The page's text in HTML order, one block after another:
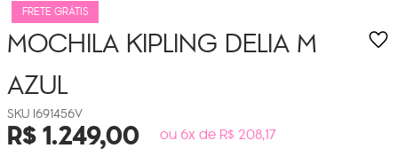
FRETE GRÁTIS
MOCHILA KIPLING DELIA M
AZUL
I691456V
R$1.249,00 ou 6x de R$ 208,17